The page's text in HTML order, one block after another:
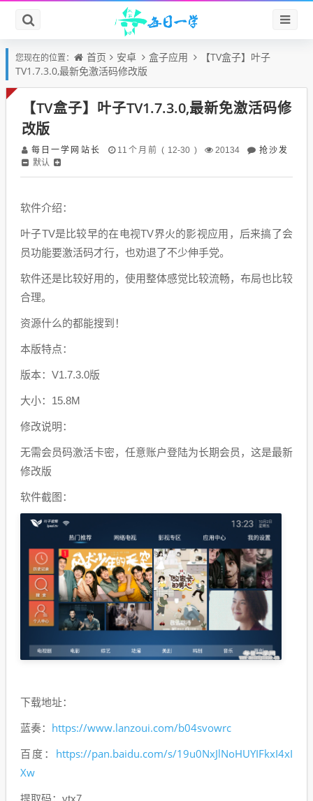
您现在的位置： 首页 安卓 盒子应用
【TV盒子】叶子
TV1.7.3.0,最新免激活码修改版
【TV盒子】叶子TV1.7.3.0,最新免激活码修
改版
每日一学网站长 11个月前 ( 12-30 ) 20134
抢沙发
默认
软件介绍：
叶子TV是比较早的在电视TV界火的影视应用，后来搞了会
员功能要激活码才行，也劝退了不少伸手党。
软件还是比较好用的，使用整体感觉比较流畅，布局也比较
合理。
资源什么的都能搜到！
本版特点：
版本：V1.7.3.0版
大小：15.8M
修改说明：
无需会员码激活卡密，任意账户登陆为长期会员，这是最新
修改版
软件截图：
下载地址：
蓝奏： https://www.lanzoui.com/b04svowrc
百度： https://pan.baidu.com/s/19u0NxJlNoHUYIFkxI4xI
Xw